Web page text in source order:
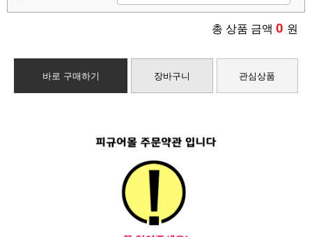
총 상품 금액 0 원
바로 구매하기 장바구니 관심상품